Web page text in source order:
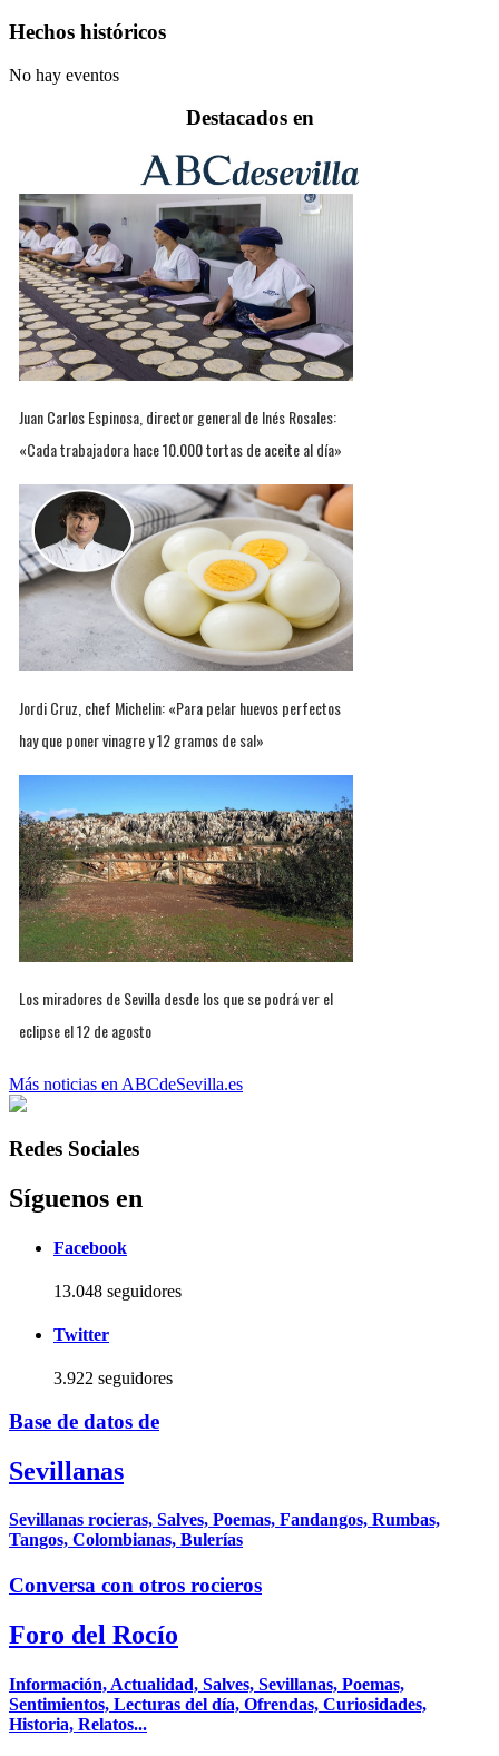
Hechos históricos
No hay eventos
Destacados en
Juan Carlos Espinosa, director general de Inés Rosales:
«Cada trabajadora hace 10.000 tortas de aceite al día»
Jordi Cruz, chef Michelin: «Para pelar huevos perfectos
hay que poner vinagre y 12 gramos de sal»
Los miradores de Sevilla desde los que se podrá ver el
eclipse el 12 de agosto
Más noticias en ABCdeSevilla.es
Redes Sociales
Síguenos en
Facebook
13.048 seguidores
Twitter
3.922 seguidores
Base de datos de
Sevillanas
Sevillanas rocieras, Salves, Poemas, Fandangos, Rumbas,
Tangos, Colombianas, Bulerías
Conversa con otros rocieros
Foro del Rocío
Información, Actualidad, Salves, Sevillanas, Poemas,
Sentimientos, Lecturas del día, Ofrendas, Curiosidades,
Historia, Relatos...